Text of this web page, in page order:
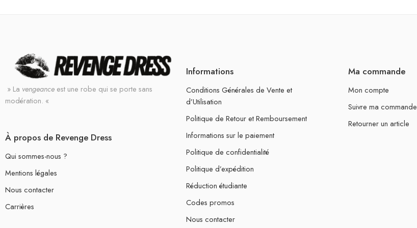
» La vengeance est une robe qui se porte sans
modération. «
À propos de Revenge Dress
Qui sommes-nous ?
Mentions légales
Nous contacter
Carrières
Informations
Conditions Générales de Vente et
d’Utilisation
Politique de Retour et Remboursement
Informations sur le paiement
Politique de confidentialité
Politique d’expédition
Réduction étudiante
Codes promos
Nous contacter
Ma commande
Mon compte
Suivre ma commande
Retourner un article